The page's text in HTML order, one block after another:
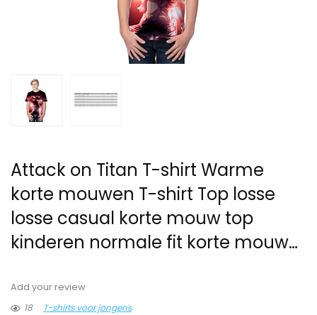
Attack on Titan T-shirt Warme
korte mouwen T-shirt Top losse
losse casual korte mouw top
kinderen normale fit korte mouw…
Add your review
18
T-shirts voor jongens